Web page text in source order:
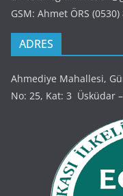
GSM: Ahmet ÖRS
ADRES
Ahmediye Mahallesi,
No: 25, Kat: 3 Üsküdar –